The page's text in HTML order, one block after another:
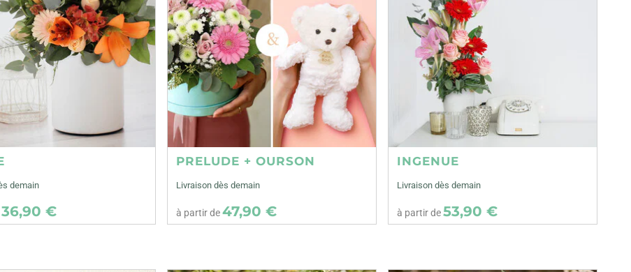
demain
36,90 €
PRELUDE + OURSON
Livraison dès demain
à partir de47,90 €
INGENUE
Livraison dès demain
à partir de53,90 €